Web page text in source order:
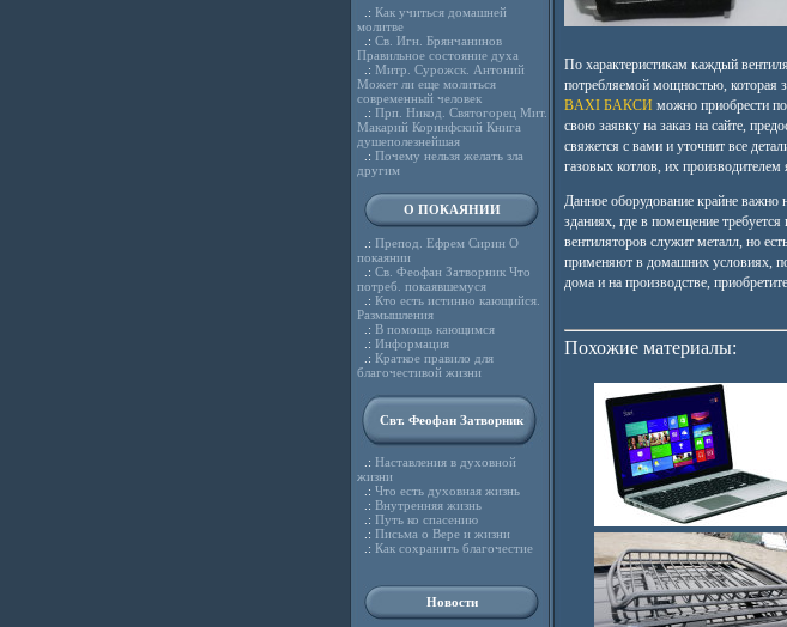
.: Как учиться домашней
молитве
.: Св. Игн. Брянчанинов
Правильное состояние духа
.: Митр. Сурожск. Антоний
Может ли еще молиться
современный человек
.: Прп. Никод. Святогорец Мит.
Макарий Коринфский Книга
душеполезнейшая
.: Почему нельзя желать зла
другим
О ПОКАЯНИИ
.: Препод. Ефрем Сирин О
покаянии
.: Св. Феофан Затворник Что
потреб. покаявшемуся
.: Кто есть истинно кающийся.
Размышления
.: В помощь кающимся
.: Информация
.: Краткое правило для
благочестивой жизни
Свт. Феофан Затворник
.: Наставления в духовной
жизни
.: Что есть духовная жизнь
.: Внутренняя жизнь
.: Путь ко спасению
.: Письма о Вере и жизни
.: Как сохранить благочестие
Новости
По характеристикам каждый
потребляемой мощностью, которая
BAXI БАКСИ можно приобрести
свою заявку на заказ на сайте,
свяжется с вами и уточнит все
газовых котлов, их производителем
Данное оборудование крайне важно
зданиях, где в помещение
вентиляторов служит металл, но
применяют в домашних условиях,
дома и на производстве,
Похожие материалы: